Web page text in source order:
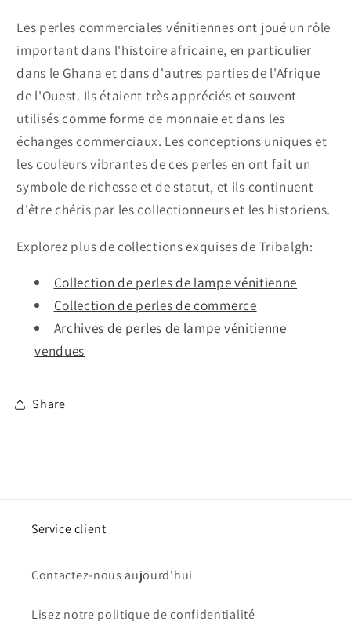
Les perles commerciales vénitiennes ont joué un rôle
important dans l'histoire africaine, en particulier
dans le Ghana et dans d'autres parties de l'Afrique
de l'Ouest. Ils étaient très appréciés et souvent
utilisés comme forme de monnaie et dans les
échanges commerciaux. Les conceptions uniques et
les couleurs vibrantes de ces perles en ont fait un
symbole de richesse et de statut, et ils continuent
d'être chéris par les collectionneurs et les historiens.
Explorez plus de collections exquises de Tribalgh:
Collection de perles de lampe vénitienne
Collection de perles de commerce
Archives de perles de lampe vénitienne
vendues
Share
Service client
Contactez-nous aujourd'hui
Lisez notre politique de confidentialité